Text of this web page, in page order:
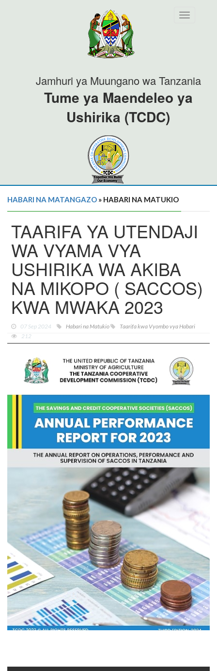
Toggle
Jamhuri ya Muungano wa Tanzania
Tume ya Maendeleo ya
Ushirika (TCDC)
HABARI NA MATANGAZO » HABARI NA MATUKIO
TAARIFA YA UTENDAJI
WA VYAMA VYA
USHIRIKA WA AKIBA
NA MIKOPO ( SACCOS)
KWA MWAKA 2023
07 Sep 2024 Habari na Matukio
Taarifa kwa Vyombo vya Habari
212